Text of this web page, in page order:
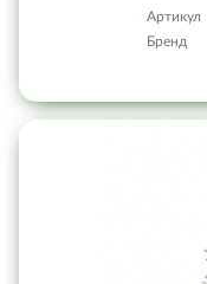
Артикул
Бренд